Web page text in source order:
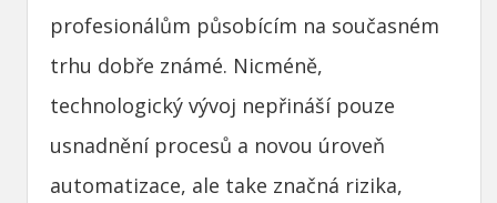
profesionálům působícím na současném
trhu dobře známé. Nicméně,
technologický vývoj nepřináší pouze
usnadnění procesů a novou úroveň
automatizace, ale take značná rizika,